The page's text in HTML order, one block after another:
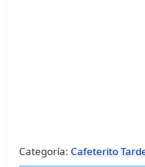
Categoría: Cafeterito